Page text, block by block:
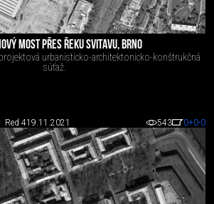
MOST PŘES ŘEKU SVITAVU, BRNO
urbanisticko-architektonicko-konštrukčná
súťaž.
Red 419.11.2021 543 0+0-0